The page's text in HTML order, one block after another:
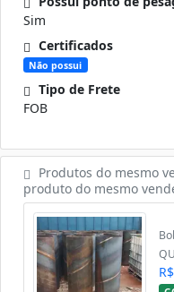
Sim
Certificados
Não possui
Tipo de Frete
FOB
Produtos do mesmo
produto do mesmo